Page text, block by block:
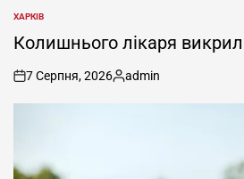
ОПУБЛІКУВАТИ
У
ХАРКІВ
Колишнього лікаря
on
7 Серпня, 2026
Опубліковано
admin